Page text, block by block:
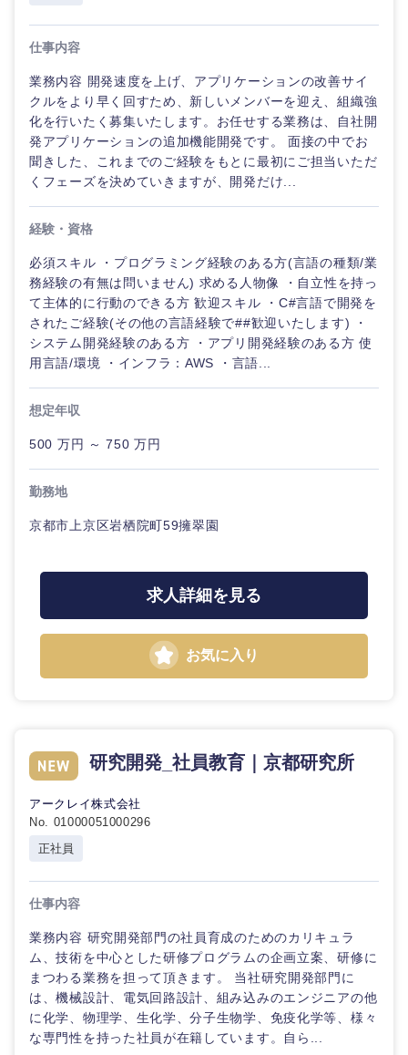
甲信越・北陸
仕事内容
業務内容 開発速度を上げ、アプリケーションの改善サイ
クルをより早く回すため、新しいメンバーを迎え、組織強
化を行いたく募集いたします。お任せする業務は、自社開
発アプリケーションの追加機能開発です。 面接の中でお
聞きした、これまでのご経験をもとに最初にご担当いただ
くフェーズを決めていきますが、開発だけ...
経験・資格
必須スキル ・プログラミング経験のある方(言語の種類/業
務経験の有無は問いません) 求める人物像 ・自立性を持っ
て主体的に行動のできる方 歓迎スキル ・C#言語で開発を
されたご経験(その他の言語経験で##歓迎いたします) ・
システム開発経験のある方 ・アプリ開発経験のある方 使
用言語/環境 ・インフラ：AWS ・言語...
想定年収
500 万円 ～ 750 万円
勤務地
京都市上京区岩栖院町59擁翠園
求人詳細を見る
お気に入り
研究開発_社員教育｜京都研究所
アークレイ株式会社
No. 01000051000296
正社員
仕事内容
業務内容 研究開発部門の社員育成のためのカリキュラ
ム、技術を中心とした研修プログラムの企画立案、研修に
まつわる業務を担って頂きます。 当社研究開発部門に
は、機械設計、電気回路設計、組み込みのエンジニアの他
に化学、物理学、生化学、分子生物学、免疫化学等、様々
な専門性を持った社員が在籍しています。自ら...